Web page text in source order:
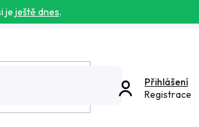
je ještě dnes.
Přihlášení
Registrace